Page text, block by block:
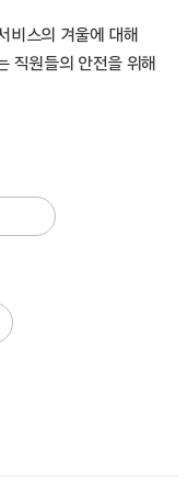
비스의 겨울에 대해
직원들의 안전을 위해